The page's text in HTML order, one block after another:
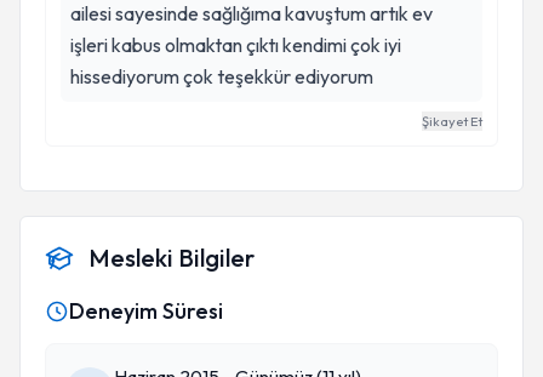
ailesi sayesinde sağlığıma kavuştum artık ev
işleri kabus olmaktan çıktı kendimi çok iyi
hissediyorum çok teşekkür ediyorum
Şikayet Et
Mesleki Bilgiler
Deneyim Süresi